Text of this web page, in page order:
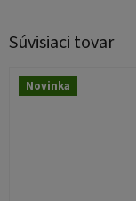
Súvisiaci tovar
Novinka